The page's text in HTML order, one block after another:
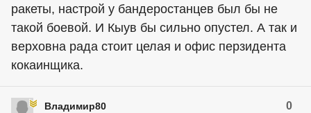
ракеты, настрой у бандеростанцев был бы не
такой боевой. И Кыув бы сильно опустел. А так и
верховна рада стоит целая и офис перзидента
кокаинщика.
Владимир80 0